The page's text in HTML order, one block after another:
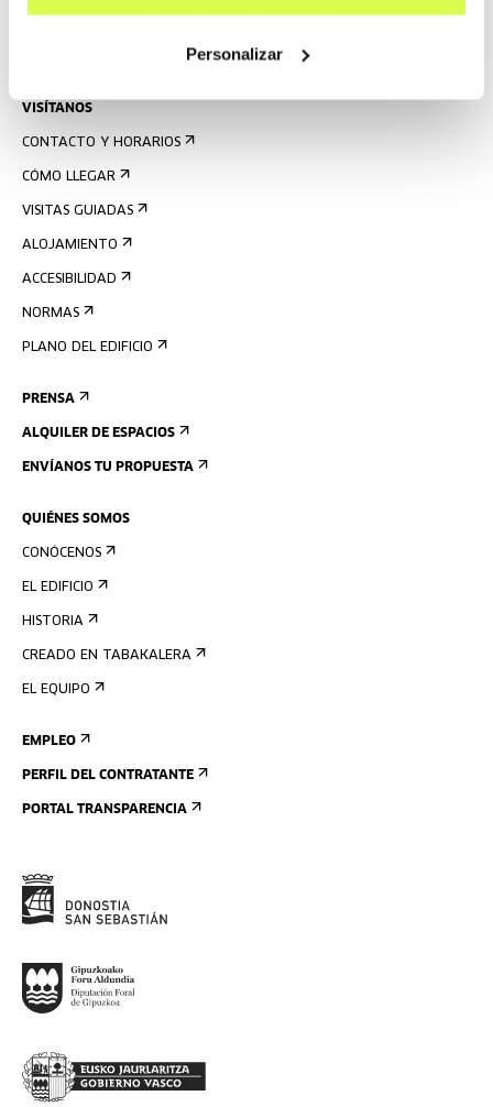
Personalizar
VISÍTANOS
CONTACTO Y HORARIOS
CÓMO LLEGAR
VISITAS GUIADAS
ALOJAMIENTO
ACCESIBILIDAD
NORMAS
PLANO DEL EDIFICIO
PRENSA
ALQUILER DE ESPACIOS
ENVÍANOS TU PROPUESTA
QUIÉNES SOMOS
CONÓCENOS
EL EDIFICIO
HISTORIA
CREADO EN TABAKALERA
EL EQUIPO
EMPLEO
PERFIL DEL CONTRATANTE
PORTAL TRANSPARENCIA